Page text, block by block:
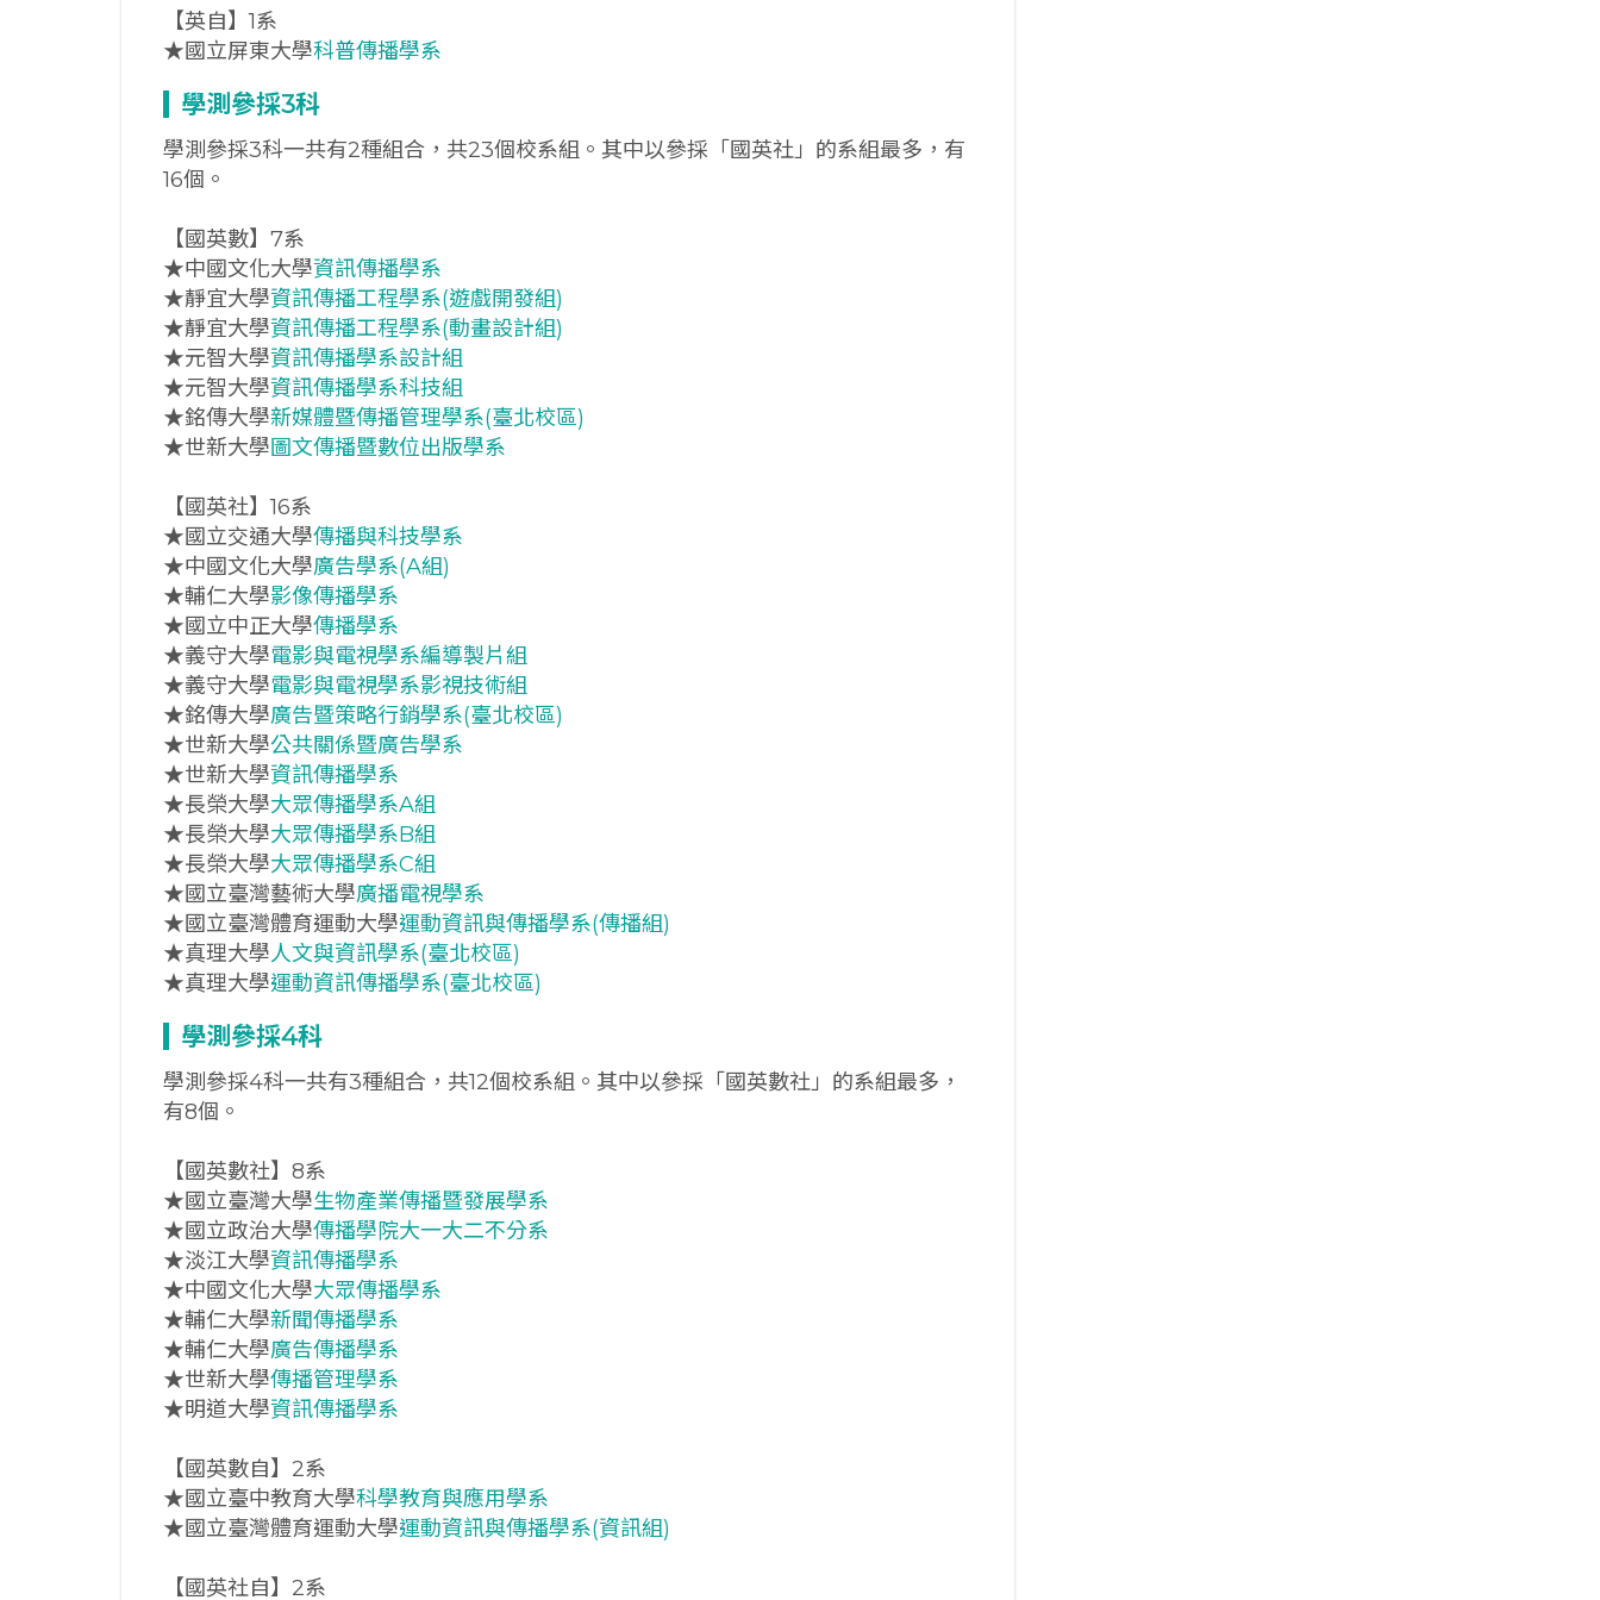
【英自】1系
★國立屏東大學科普傳播學系
學測參採3科
學測參採3科一共有2種組合，共23個校系組。其中以參採「國英社」的系組最多，有
16個。
【國英數】7系
★中國文化大學資訊傳播學系
★靜宜大學資訊傳播工程學系(遊戲開發組)
★靜宜大學資訊傳播工程學系(動畫設計組)
★元智大學資訊傳播學系設計組
★元智大學資訊傳播學系科技組
★銘傳大學新媒體暨傳播管理學系(臺北校區)
★世新大學圖文傳播暨數位出版學系
【國英社】16系
★國立交通大學傳播與科技學系
★中國文化大學廣告學系(A組)
★輔仁大學影像傳播學系
★國立中正大學傳播學系
★義守大學電影與電視學系編導製片組
★義守大學電影與電視學系影視技術組
★銘傳大學廣告暨策略行銷學系(臺北校區)
★世新大學公共關係暨廣告學系
★世新大學資訊傳播學系
★長榮大學大眾傳播學系A組
★長榮大學大眾傳播學系B組
★長榮大學大眾傳播學系C組
★國立臺灣藝術大學廣播電視學系
★國立臺灣體育運動大學運動資訊與傳播學系(傳播組)
★真理大學人文與資訊學系(臺北校區)
★真理大學運動資訊傳播學系(臺北校區)
學測參採4科
學測參採4科一共有3種組合，共12個校系組。其中以參採「國英數社」的系組最多，
有8個。
【國英數社】8系
★國立臺灣大學生物產業傳播暨發展學系
★國立政治大學傳播學院大一大二不分系
★淡江大學資訊傳播學系
★中國文化大學大眾傳播學系
★輔仁大學新聞傳播學系
★輔仁大學廣告傳播學系
★世新大學傳播管理學系
★明道大學資訊傳播學系
【國英數自】2系
★國立臺中教育大學科學教育與應用學系
★國立臺灣體育運動大學運動資訊與傳播學系(資訊組)
【國英社自】2系